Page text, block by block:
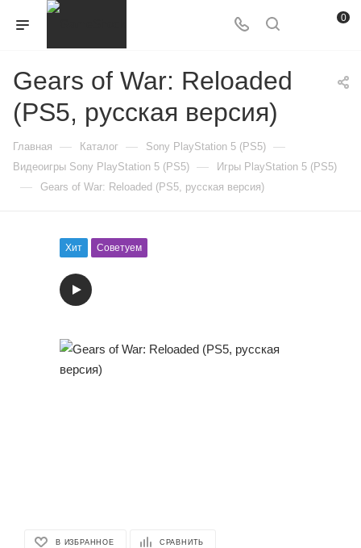
0
Gears of War: Reloaded
(PS5, русская версия)
Главная — Каталог — Sony PlayStation 5 (PS5) —
Видеоигры Sony PlayStation 5 (PS5) — Игры PlayStation 5 (PS5)
— Gears of War: Reloaded (PS5, русская версия)
Хит Советуем
В ИЗБРАННОЕ СРАВНИТЬ